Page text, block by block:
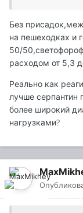
Без
на пешеходках и
50/
расходом от 5,3
Реально как
лучше серпантин
более широкий
нагрузками?